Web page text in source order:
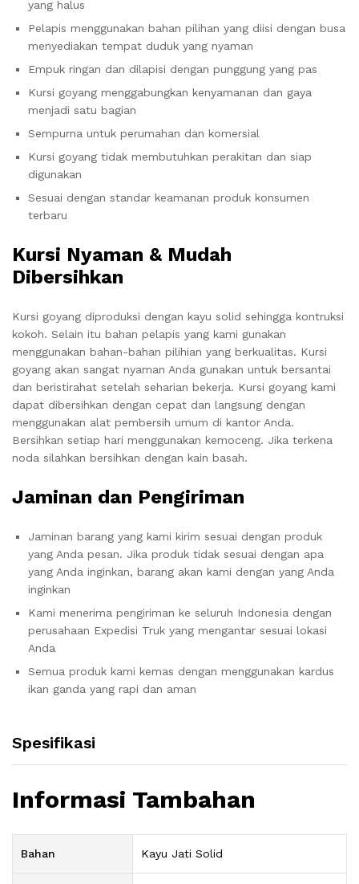
yang halus
Pelapis menggunakan bahan pilihan yang diisi dengan busa
menyediakan tempat duduk yang nyaman
Empuk ringan dan dilapisi dengan punggung yang pas
Kursi goyang menggabungkan kenyamanan dan gaya
menjadi satu bagian
Sempurna untuk perumahan dan komersial
Kursi goyang tidak membutuhkan perakitan dan siap
digunakan
Sesuai dengan standar keamanan produk konsumen
terbaru
Kursi Nyaman & Mudah
Dibersihkan
Kursi goyang diproduksi dengan kayu solid sehingga kontruksi
kokoh. Selain itu bahan pelapis yang kami gunakan
menggunakan bahan-bahan pilihian yang berkualitas. Kursi
goyang akan sangat nyaman Anda gunakan untuk bersantai
dan beristirahat setelah seharian bekerja. Kursi goyang kami
dapat dibersihkan dengan cepat dan langsung dengan
menggunakan alat pembersih umum di kantor Anda.
Bersihkan setiap hari menggunakan kemoceng. Jika terkena
noda silahkan bersihkan dengan kain basah.
Jaminan dan Pengiriman
Jaminan barang yang kami kirim sesuai dengan produk
yang Anda pesan. Jika produk tidak sesuai dengan apa
yang Anda inginkan, barang akan kami dengan yang Anda
inginkan
Kami menerima pengiriman ke seluruh Indonesia dengan
perusahaan Expedisi Truk yang mengantar sesuai lokasi
Anda
Semua produk kami kemas dengan menggunakan kardus
ikan ganda yang rapi dan aman
Spesifikasi
Informasi Tambahan
Bahan Kayu Jati Solid